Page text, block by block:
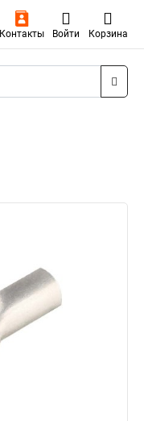
Контакты Войти Корзина